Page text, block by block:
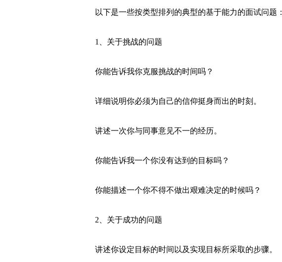
以下是一些按类型排列的典型的基于能力的面试问题：
1、关于挑战的问题
你能告诉我你克服挑战的时间吗？
详细说明你必须为自己的信仰挺身而出的时刻。
讲述一次你与同事意见不一的经历。
你能告诉我一个你没有达到的目标吗？
你能描述一个你不得不做出艰难决定的时候吗？
2、关于成功的问题
讲述你设定目标的时间以及实现目标所采取的步骤。